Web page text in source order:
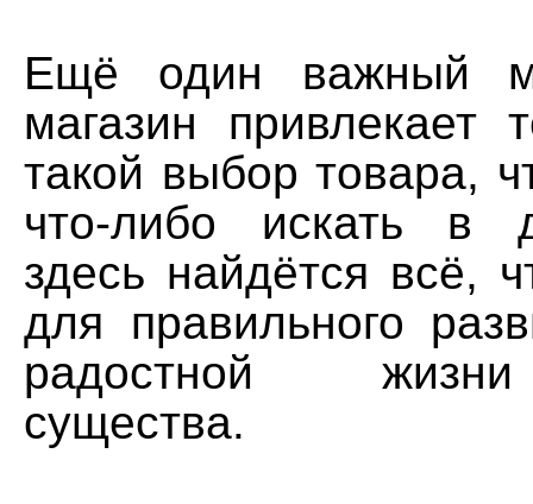
Ещё один важный
магазин привлекает
такой выбор товара,
что-либо искать в
здесь найдётся всё,
для правильного
радостной
существа.